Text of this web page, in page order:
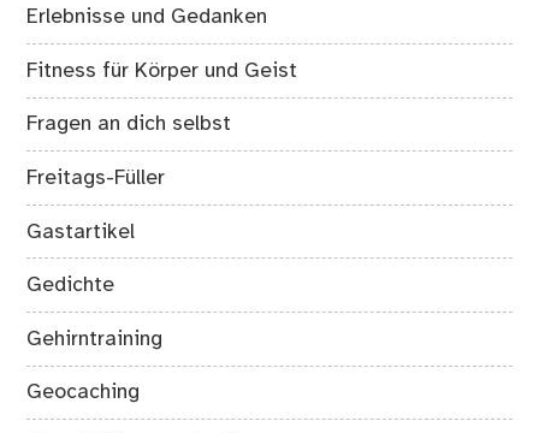
Erlebnisse und Gedanken
Fitness für Körper und Geist
Fragen an dich selbst
Freitags-Füller
Gastartikel
Gedichte
Gehirntraining
Geocaching